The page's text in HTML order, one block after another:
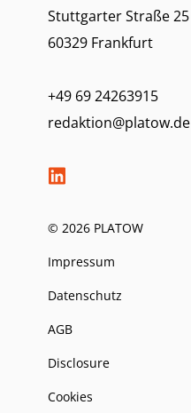
Stuttgarter Straße 25
60329 Frankfurt
+49 69 24263915
redaktion@platow.de
© 2026 PLATOW
Impressum
Datenschutz
AGB
Disclosure
Cookies